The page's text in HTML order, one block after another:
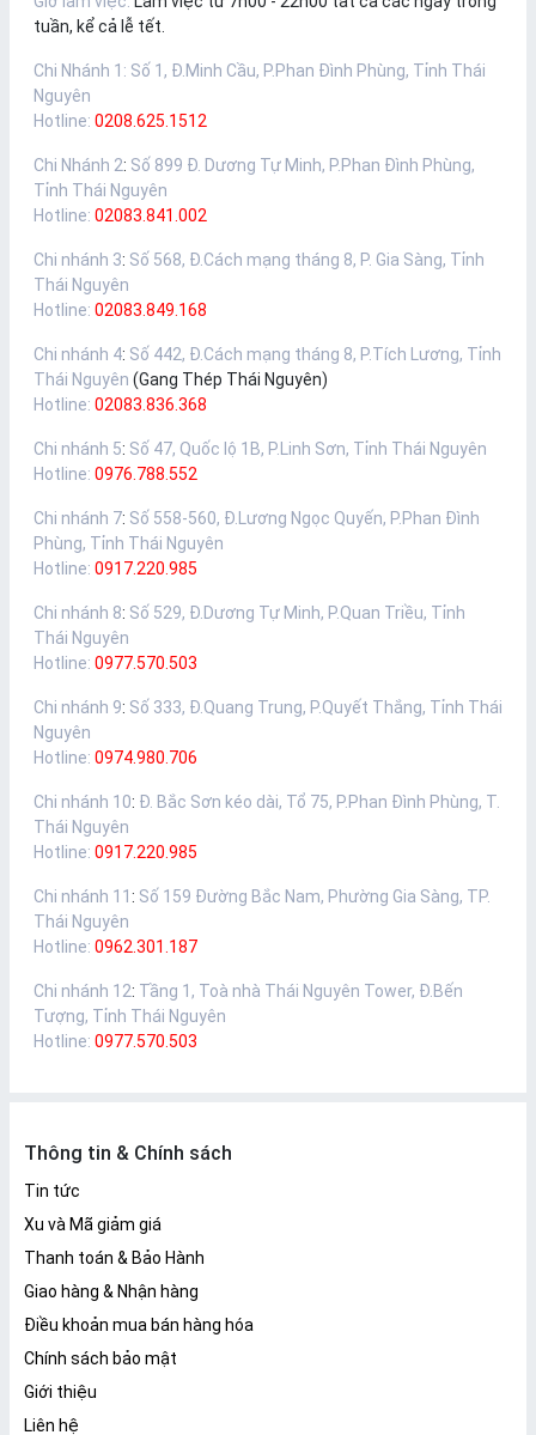
tuần, kể cả lễ tết.
Chi Nhánh 1 : Số 1, Đ.Minh Cầu, P.Phan Đình Phùng, Tỉnh Thái
Nguyên
Hotline: 0208.625.1512
Chi Nhánh 2: Số 899 Đ. Dương Tự Minh, P.Phan Đình Phùng,
Tỉnh Thái Nguyên
Hotline: 02083.841.002
Chi nhánh 3: Số 568, Đ.Cách mạng tháng 8, P. Gia Sàng, Tỉnh
Thái Nguyên
Hotline: 02083.849.168
Chi nhánh 4: Số 442, Đ.Cách mạng tháng 8, P.Tích Lương, Tỉnh
Thái Nguyên (Gang Thép Thái Nguyên)
Hotline: 02083.836.368
Chi nhánh 5: Số 47, Quốc lộ 1B, P.Linh Sơn, Tỉnh Thái Nguyên
Hotline: 0976.788.552
Chi nhánh 7: Số 558-560, Đ.Lương Ngọc Quyến, P.Phan Đình
Phùng, Tỉnh Thái Nguyên
Hotline: 0917.220.985
Chi nhánh 8: Số 529, Đ.Dương Tự Minh, P.Quan Triều, Tỉnh
Thái Nguyên
Hotline: 0977.570.503
Chi nhánh 9: Số 333, Đ.Quang Trung, P.Quyết Thắng, Tỉnh Thái
Nguyên
Hotline: 0974.980.706
Chi nhánh 10: Đ. Bắc Sơn kéo dài, Tổ 75, P.Phan Đình Phùng, T.
Thái Nguyên
Hotline: 0917.220.985
Chi nhánh 11 : Số 159 Đường Bắc Nam, Phường Gia Sàng, TP.
Thái Nguyên
Hotline: 0962.301.187
Chi nhánh 12: Tầng 1, Toà nhà Thái Nguyên Tower, Đ.Bến
Tượng, Tỉnh Thái Nguyên
Hotline: 0977.570.503
Thông tin & Chính sách
Tin tức
Xu và Mã giảm giá
Thanh toán & Bảo Hành
Giao hàng & Nhận hàng
Điều khoản mua bán hàng hóa
Chính sách bảo mật
Giới thiệu
Liên hệ